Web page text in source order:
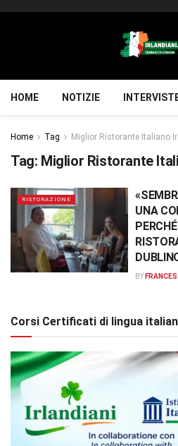
HOME NOTIZIE
Home Tag Miglior Ristorante Italiano
Tag: Miglior Ristorante
RISTORAZIONE
UNA
BY
Corsi Certificati di lingua